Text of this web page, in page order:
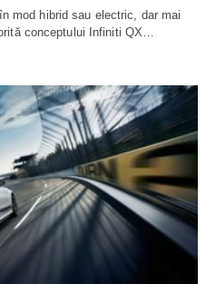
mod hibrid sau electric, dar mai
conceptului Infiniti QX…